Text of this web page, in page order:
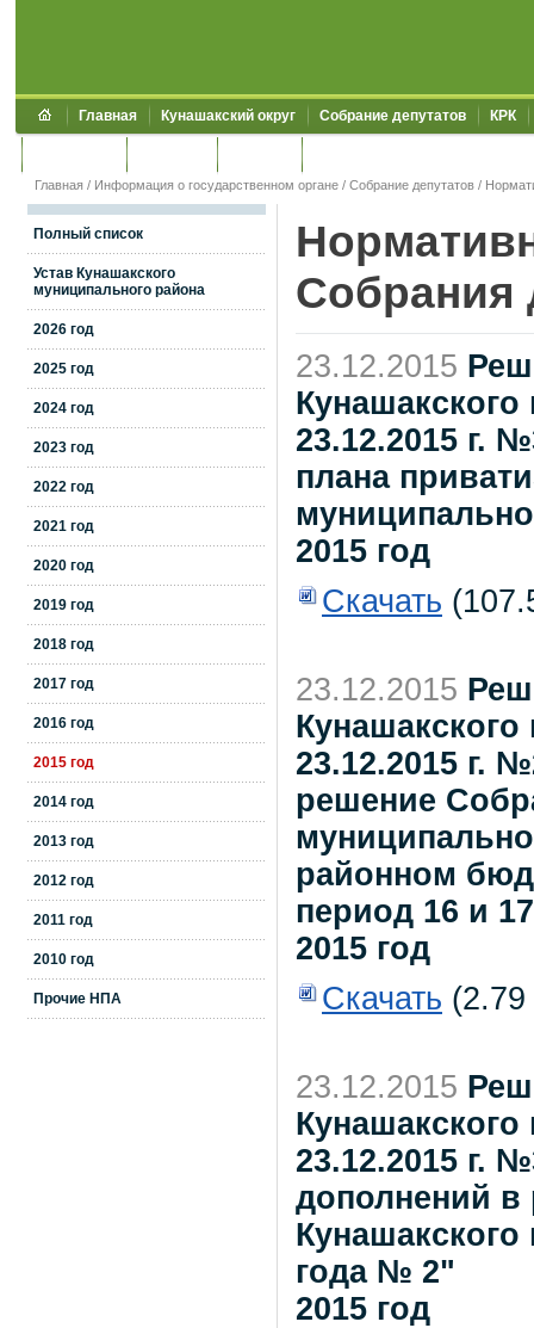
Главная Кунашакский округ Собрание депутатов КРК
Главная / Информация о государственном органе / Собрание депутатов /
Полный список
Устав Кунашакского
муниципального района
2026 год
2025 год
2024 год
2023 год
2022 год
2021 год
2020 год
2019 год
2018 год
2017 год
2016 год
2015 год
2014 год
2013 год
2012 год
2011 год
2010 год
Прочие НПА
Собрания
23.12.2015
23.12.2015 г.
плана
2015 год
Скачать
23.12.2015
23.12.2015 г.
решение
районном
период 16 и
2015 год
Скачать
23.12.2015
23.12.2015 г.
дополнений в
Кунашакского
года № 2"
2015 год